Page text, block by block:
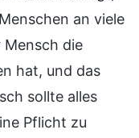
an viele
Mensch die
hat, und das
sollte alles
Pflicht zu